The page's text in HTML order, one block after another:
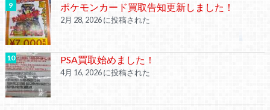
ポケモンカード買取告知更新しました！
2月 28, 2026 に投稿された
PSA買取始めました！
4月 16, 2026 に投稿された